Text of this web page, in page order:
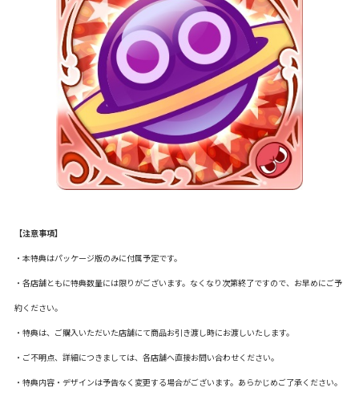
【注意事項】
・本特典はパッケージ版のみに付属予定です。
・各店舗ともに特典数量には限りがございます。なくなり次第終了ですので、お早めにご予
約ください。
・特典は、ご購入いただいた店舗にて商品お引き渡し時にお渡しいたします。
・ご不明点、詳細につきましては、各店舗へ直接お問い合わせください。
・特典内容・デザインは予告なく変更する場合がございます。あらかじめご了承ください。